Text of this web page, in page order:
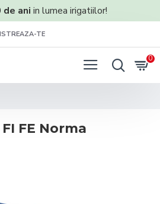
de ani in lumea irigatiilor!
TE
0
FE Norma